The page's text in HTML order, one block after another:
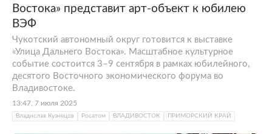
Востока» представит арт-объект к юбилею
ВЭФ
Чукотский автономный округ готовится к выставке
«Улица Дальнего Востока». Масштабное культурное
событие состоится 3–9 сентября в рамках юбилейного,
десятого Восточного экономического форума во
Владивостоке.
13:47, 7 июля 2025
Владислав Кузнецов Росатом ВЛАДИВОСТОК ПРИМОРСКИЙ КРАЙ